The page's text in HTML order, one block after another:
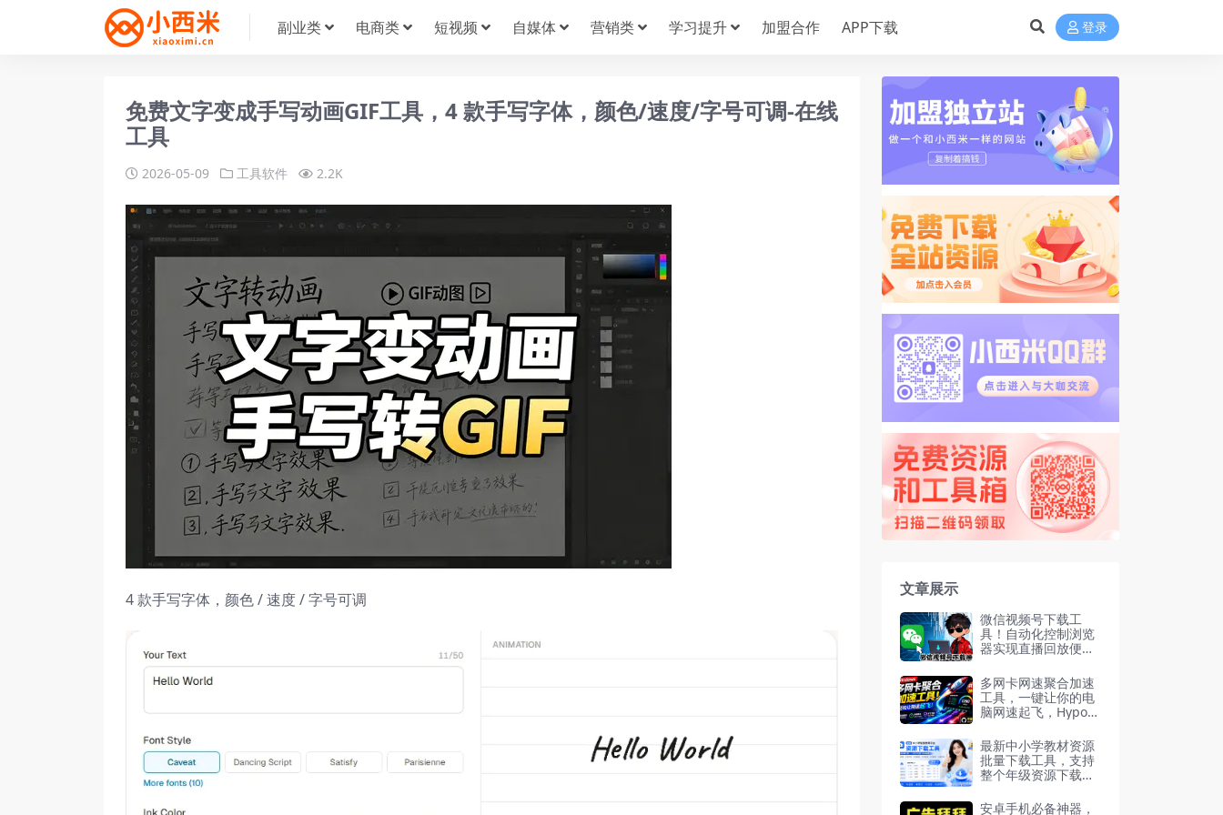
副业类 电商类 短视频 自媒体 营销类 学习提升 加盟合作 APP下载 登录
免费文字变成手写动画GIF工具，4 款手写字体，颜色/速度/字号可调-在线
工具
2026-05-09 工具软件 2.2K
4 款手写字体，颜色 / 速度 / 字号可调
文章展示
微信视频号下载工
具！自动化控制浏览
器实现直播回放便捷
多网卡网速聚合加速
工具，一键让你的电
脑网速起飞，HypoM
技
最新中小学教材资源
批量下载工具，支持
整个年级资源下载，
频高清无水印
安卓手机必备神器，